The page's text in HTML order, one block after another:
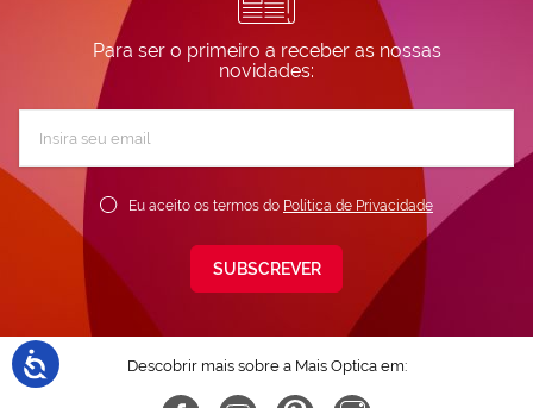
Para ser o primeiro a receber as nossas
novidades:
Newsletter:
Eu aceito os termos do Política de Privacidade
SUBSCREVER
Descobrir mais sobre a Mais Optica em: